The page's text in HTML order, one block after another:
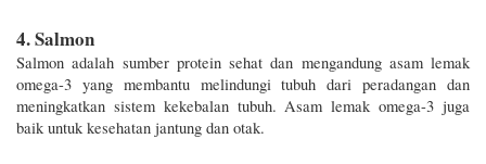
4. Salmon
Salmon adalah sumber protein sehat dan mengandung asam lemak
omega-3 yang membantu melindungi tubuh dari peradangan dan
meningkatkan sistem kekebalan tubuh. Asam lemak omega-3 juga
baik untuk kesehatan jantung dan otak.